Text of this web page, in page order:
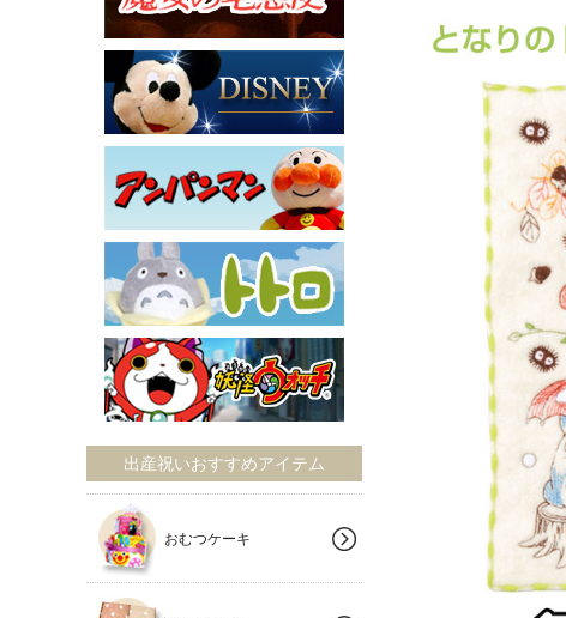
出産祝いおすすめアイテム
おむつケーキ